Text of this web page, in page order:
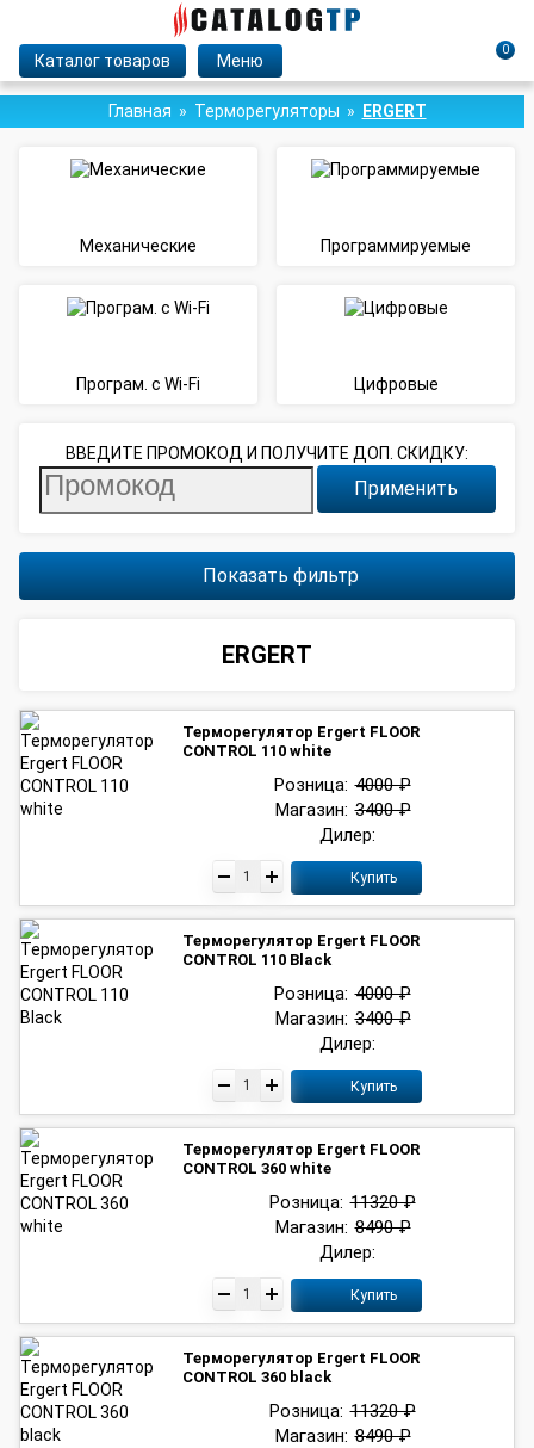
Каталог товаров Меню
0
Главная Терморегуляторы ERGERT
Механические Программируемые
Програм. с Wi-Fi Цифровые
ВВЕДИТЕ ПРОМОКОД И ПОЛУЧИТЕ ДОП. СКИДКУ:
Применить
Показать фильтр
ERGERT
Терморегулятор Ergert FLOOR
CONTROL 110 white
Дилер:
Розница: 4000 ₽
Магазин: 3400 ₽
Купить
Терморегулятор Ergert FLOOR
CONTROL 110 Black
Дилер:
Розница: 4000 ₽
Магазин: 3400 ₽
Купить
Терморегулятор Ergert FLOOR
CONTROL 360 white
Дилер:
Розница: 11320 ₽
Магазин: 8490 ₽
Купить
Терморегулятор Ergert FLOOR
CONTROL 360 black
Розница: 11320 ₽
Магазин: 8490 ₽